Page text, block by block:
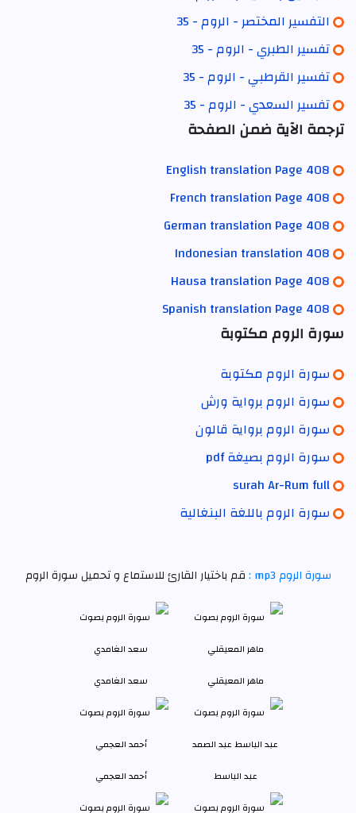
التفسير المختصر - الروم - 35
تفسير الطبري - الروم - 35
تفسير القرطبي - الروم - 35
تفسير السعدي - الروم - 35
ترجمة الآية ضمن الصفحة
English translation Page 408
French translation Page 408
German translation Page 408
Indonesian translation 408
Hausa translation Page 408
Spanish translation Page 408
سورة الروم مكتوبة
سورة الروم مكتوبة
سورة الروم برواية ورش
سورة الروم برواية قالون
سورة الروم بصيغة pdf
surah Ar-Rum full
سورة الروم باللغة البنغالية
سورة الروم mp3 : قم باختيار القارئ للاستماع و تحميل سورة الروم
ماهر المعيقلي سعد الغامدي
عبد الباسط أحمد العجمي